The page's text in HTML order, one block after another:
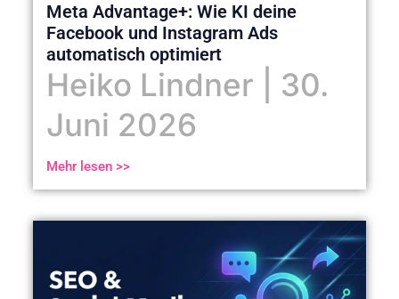
Meta Advantage+: Wie KI deine
Facebook und Instagram Ads
automatisch optimiert
Heiko Lindner
30.
Juni 2026
Mehr lesen >>